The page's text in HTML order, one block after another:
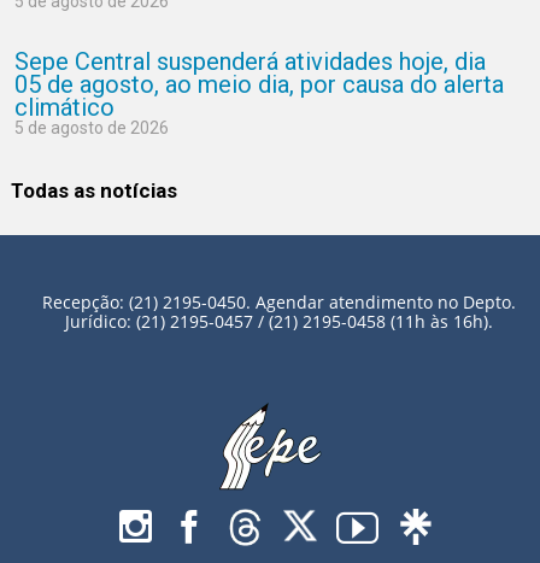
Sepe Central suspenderá atividades hoje, dia
05 de agosto, ao meio dia, por causa do alerta
climático
5 de agosto de 2026
Todas as notícias
Recepção: (21) 2195-0450. Agendar atendimento no Depto.
Jurídico: (21) 2195-0457 / (21) 2195-0458 (11h às 16h).